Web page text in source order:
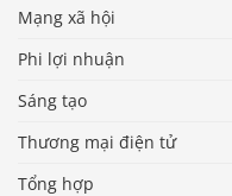
Mạng xã hội
Phi lợi nhuận
Sáng tạo
Thương mại điện tử
Tổng hợp